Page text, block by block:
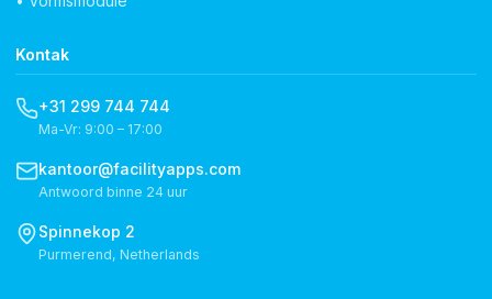
Kontak
+31 299 744 744
Ma-Vr: 9:00 – 17:00
kantoor@facilityapps.com
Antwoord binne 24 uur
Spinnekop 2
Purmerend, Netherlands